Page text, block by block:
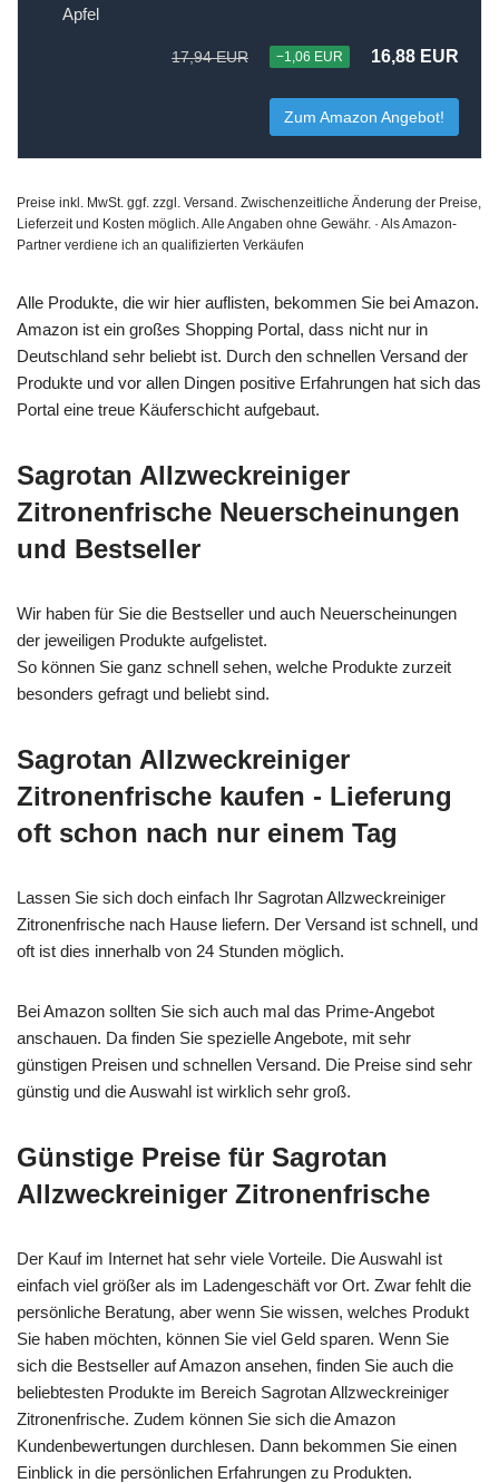
Apfel
17,94 EUR −1,06 EUR 16,88 EUR
Zum Amazon Angebot!
Preise inkl. MwSt. ggf. zzgl. Versand. Zwischenzeitliche Änderung der Preise,
Lieferzeit und Kosten möglich. Alle Angaben ohne Gewähr. · Als Amazon-
Partner verdiene ich an qualifizierten Verkäufen
Alle Produkte, die wir hier auflisten, bekommen Sie bei Amazon.
Amazon ist ein großes Shopping Portal, dass nicht nur in
Deutschland sehr beliebt ist. Durch den schnellen Versand der
Produkte und vor allen Dingen positive Erfahrungen hat sich das
Portal eine treue Käuferschicht aufgebaut.
Sagrotan Allzweckreiniger
Zitronenfrische Neuerscheinungen
und Bestseller
Wir haben für Sie die Bestseller und auch Neuerscheinungen
der jeweiligen Produkte aufgelistet.
So können Sie ganz schnell sehen, welche Produkte zurzeit
besonders gefragt und beliebt sind.
Sagrotan Allzweckreiniger
Zitronenfrische kaufen - Lieferung
oft schon nach nur einem Tag
Lassen Sie sich doch einfach Ihr Sagrotan Allzweckreiniger
Zitronenfrische nach Hause liefern. Der Versand ist schnell, und
oft ist dies innerhalb von 24 Stunden möglich.
Bei Amazon sollten Sie sich auch mal das Prime-Angebot
anschauen. Da finden Sie spezielle Angebote, mit sehr
günstigen Preisen und schnellen Versand. Die Preise sind sehr
günstig und die Auswahl ist wirklich sehr groß.
Günstige Preise für Sagrotan
Allzweckreiniger Zitronenfrische
Der Kauf im Internet hat sehr viele Vorteile. Die Auswahl ist
einfach viel größer als im Ladengeschäft vor Ort. Zwar fehlt die
persönliche Beratung, aber wenn Sie wissen, welches Produkt
Sie haben möchten, können Sie viel Geld sparen. Wenn Sie
sich die Bestseller auf Amazon ansehen, finden Sie auch die
beliebtesten Produkte im Bereich Sagrotan Allzweckreiniger
Zitronenfrische. Zudem können Sie sich die Amazon
Kundenbewertungen durchlesen. Dann bekommen Sie einen
Einblick in die persönlichen Erfahrungen zu Produkten.